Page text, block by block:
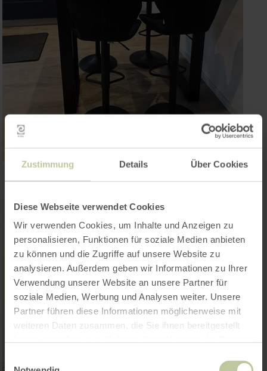
Zustimmung Details Über Cookies
Diese Webseite verwendet Cookies
Wir verwenden Cookies, um Inhalte und Anzeigen zu
personalisieren, Funktionen für soziale Medien anbieten
zu können und die Zugriffe auf unsere Website zu
analysieren. Außerdem geben wir Informationen zu Ihrer
Verwendung unserer Website an unsere Partner für
soziale Medien, Werbung und Analysen weiter. Unsere
Partner führen diese Informationen möglicherweise mit
weiteren Daten zusammen, die Sie ihnen bereitgestellt